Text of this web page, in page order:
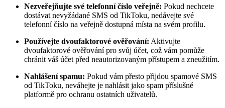
Nezveřejňujte své telefonní číslo veřejně: Pokud nechcete
dostávat nevyžádané SMS od TikToku, nedávejte své
telefonní číslo na veřejně dostupná místa na svém profilu.
Používejte dvoufaktorové ověřování: Aktivujte
dvoufaktorové ověřování pro svůj účet, což vám pomůže
chránit váš účet před neautorizovaným přístupem a zneužitím.
Nahlášení spamu: Pokud vám přesto přijdou spamové SMS
od TikToku, neváhejte je nahlásit jako spam příslušné
platformě pro ochranu ostatních uživatelů.